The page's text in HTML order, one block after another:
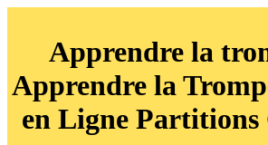
Apprendre la
Apprendre la
en Ligne